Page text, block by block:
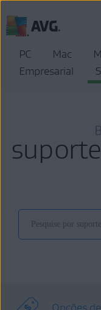
PC Mac
Empresarial
Opções